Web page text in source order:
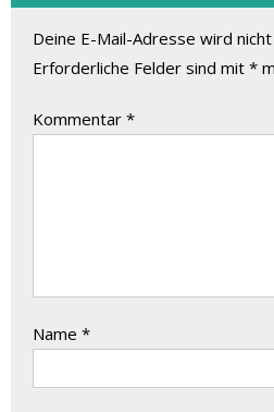
Deine E-Mail-Adresse wird
Erforderliche Felder sind mit *
Kommentar *
Name *